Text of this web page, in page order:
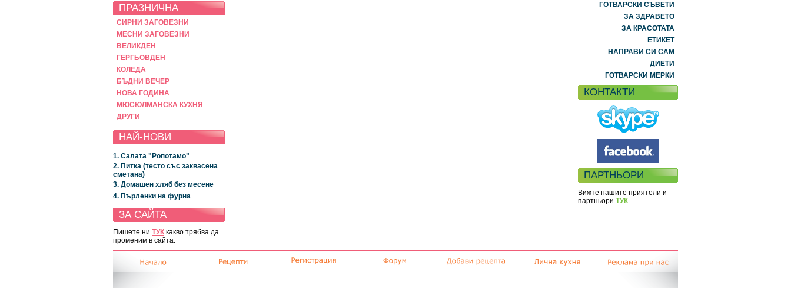
ПРАЗНИЧНА
СИРНИ ЗАГОВЕЗНИ
МЕСНИ ЗАГОВЕЗНИ
ВЕЛИКДЕН
ГЕРГЬОВДЕН
КОЛЕДА
БЪДНИ ВЕЧЕР
НОВА ГОДИНА
МЮСЮЛМАНСКА КУХНЯ
ДРУГИ
НАЙ-НОВИ
1. Салата "Ропотамо"
2. Питка (тесто със заквасена
сметана)
3. Домашен хляб без месене
4. Пърленки на фурна
ЗА САЙТА
Пишете ни ТУК какво трябва да
променим в сайта.
ГОТВАРСКИ СЪВЕТИ
ЗА ЗДРАВЕТО
ЗА КРАСОТАТА
ЕТИКЕТ
НАПРАВИ СИ САМ
ДИЕТИ
ГОТВАРСКИ МЕРКИ
КОНТАКТИ
ПАРТНЬОРИ
Вижте нашите приятели и
партньори ТУК.